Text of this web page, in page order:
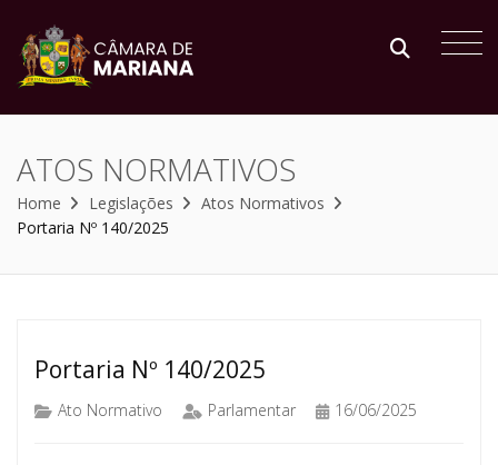
ATOS NORMATIVOS
Home Legislações
Atos Normativos
Portaria Nº 140/2025
Portaria Nº 140/2025
Ato Normativo Parlamentar 16/06/2025